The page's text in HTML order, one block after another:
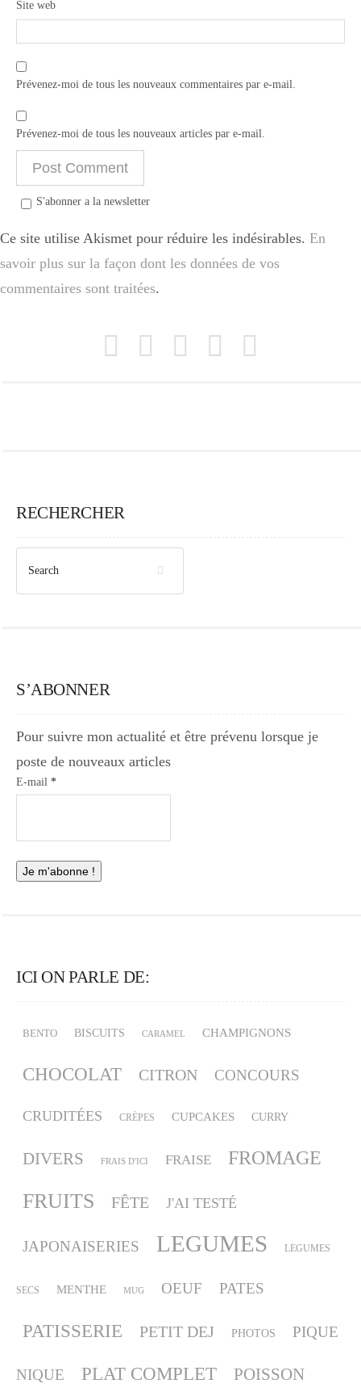
Site web
Prévenez-moi de tous les nouveaux commentaires par e-mail.
Prévenez-moi de tous les nouveaux articles par e-mail.
S'abonner a la newsletter
Ce site utilise Akismet pour réduire les indésirables. En
savoir plus sur la façon dont les données de vos
commentaires sont traitées.
RECHERCHER
S’ABONNER
Pour suivre mon actualité et être prévenu lorsque je
poste de nouveaux articles
E-mail *
ICI ON PARLE DE:
BENTO BISCUITS CARAMEL CHAMPIGNONS
CHOCOLAT CITRON CONCOURS
CRUDITÉES CRÈPES CUPCAKES CURRY
DIVERS FRAIS D'ICI FRAISE FROMAGE
FRUITS FÊTE J'AI TESTÉ
JAPONAISERIES LEGUMES LEGUMES
SECS MENTHE MUG OEUF PATES
PATISSERIE PETIT DEJ PHOTOS PIQUE
NIQUE PLAT COMPLET POISSON